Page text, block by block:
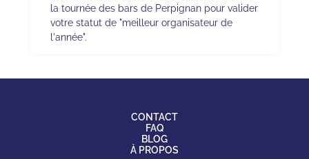
la tournée des bars de Perpignan pour valider
votre statut de "meilleur organisateur de
l'année".
CONTACT
FAQ
BLOG
À PROPOS